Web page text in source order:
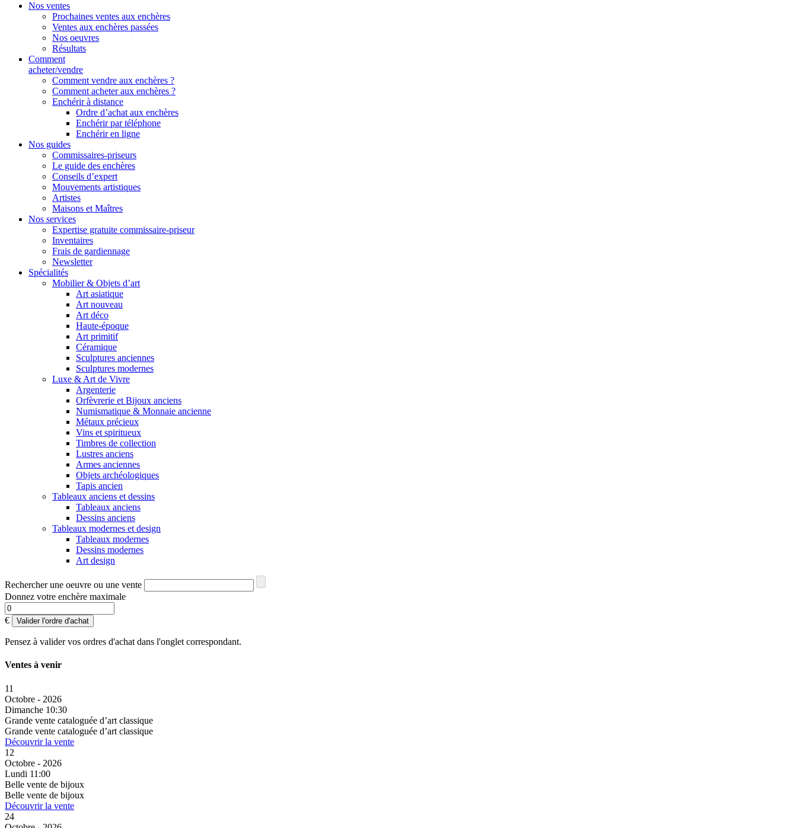
Nos ventes
Prochaines ventes aux enchères
Ventes aux enchères passées
Nos oeuvres
Résultats
Comment
acheter/vendre
Comment vendre aux enchères ?
Comment acheter aux enchères ?
Enchérir à distance
Ordre d’achat aux enchères
Enchérir par téléphone
Enchérir en ligne
Nos guides
Commissaires-priseurs
Le guide des enchères
Conseils d’expert
Mouvements artistiques
Artistes
Maisons et Maîtres
Nos services
Expertise gratuite commissaire-priseur
Inventaires
Frais de gardiennage
Newsletter
Spécialités
Mobilier & Objets d’art
Art asiatique
Art nouveau
Art déco
Haute-époque
Art primitif
Céramique
Sculptures anciennes
Sculptures modernes
Luxe & Art de Vivre
Argenterie
Orfèvrerie et Bijoux anciens
Numismatique & Monnaie ancienne
Métaux précieux
Vins et spiritueux
Timbres de collection
Lustres anciens
Armes anciennes
Objets archéologiques
Tapis ancien
Tableaux anciens et dessins
Tableaux anciens
Dessins anciens
Tableaux modernes et design
Tableaux modernes
Dessins modernes
Art design
Rechercher une oeuvre ou une vente
Donnez votre enchère maximale
€ Valider l'ordre d'achat
Pensez à valider vos ordres d'achat dans l'onglet correspondant.
Ventes à venir
11
Octobre - 2026
Dimanche 10:30
Grande vente cataloguée d’art classique
Grande vente cataloguée d’art classique
Découvrir la vente
12
Octobre - 2026
Lundi 11:00
Belle vente de bijoux
Belle vente de bijoux
Découvrir la vente
24